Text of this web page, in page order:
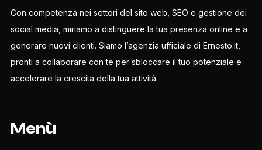
Con competenza nei settori del sito web, SEO e gestione dei
social media, miriamo a distinguere la tua presenza online e a
generare nuovi clienti. Siamo l’agenzia ufficiale di Ernesto.it,
pronti a collaborare con te per sbloccare il tuo potenziale e
accelerare la crescita della tua attività.
Menù